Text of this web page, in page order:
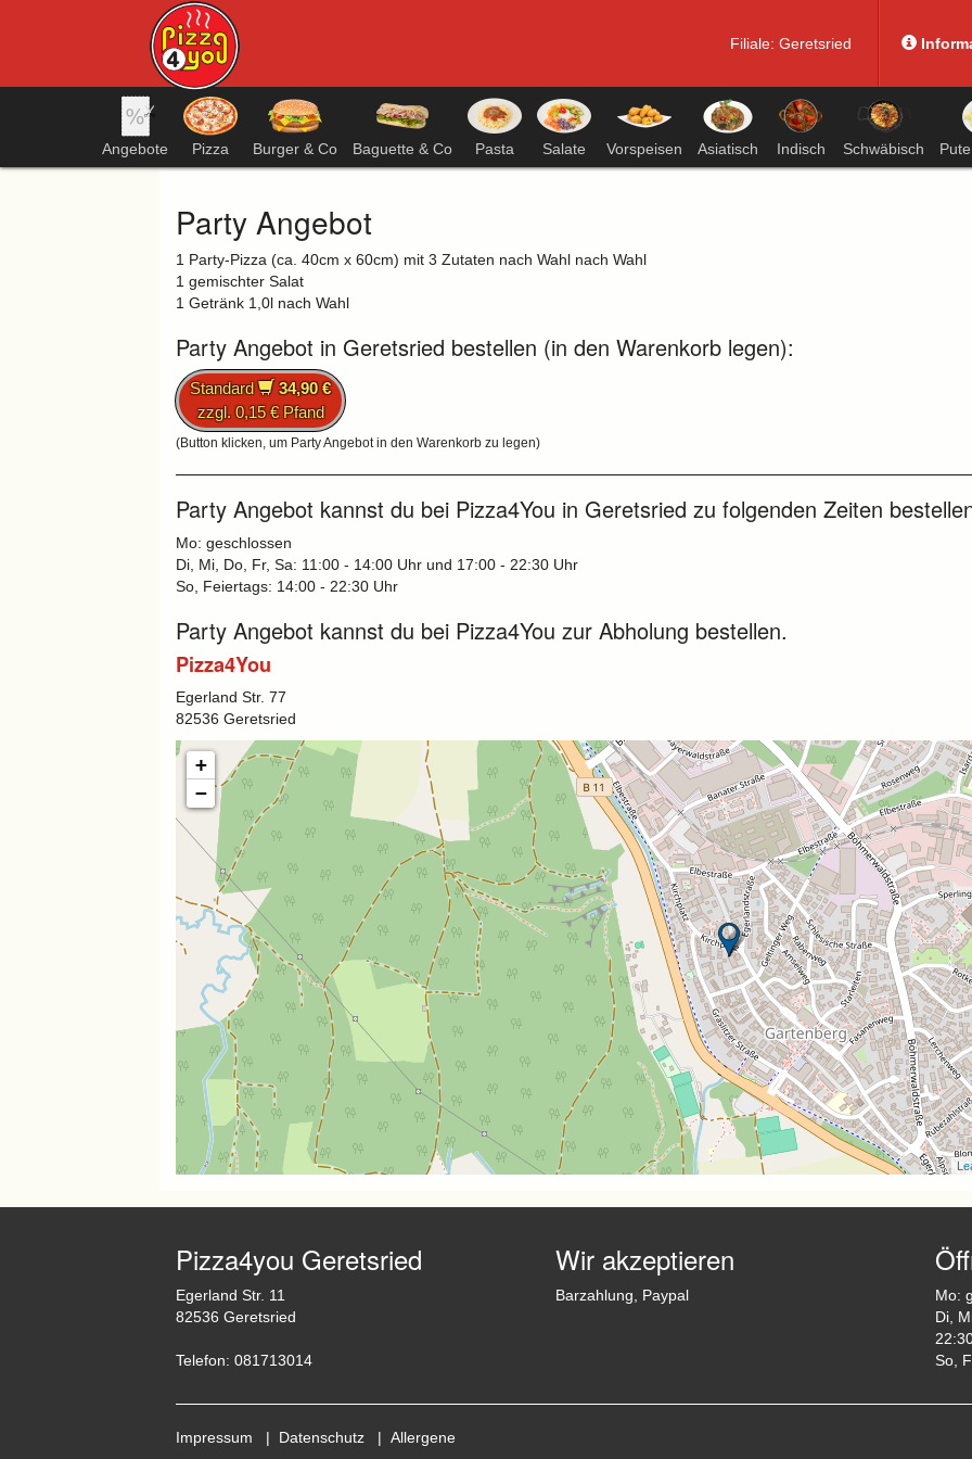
Filiale: Geretsried
Angebote Pizza Burger & Co Baguette & Co Pasta Salate Vorspeisen Asiatisch Indisch Schwäbisch
Party Angebot
1 Party-Pizza (ca. 40cm x 60cm) mit 3 Zutaten nach Wahl nach Wahl
1 gemischter Salat
1 Getränk 1,0l nach Wahl
Party Angebot in Geretsried bestellen (in den Warenkorb legen):
Standard
34,90 €
zzgl. 0,15 € Pfand
(Button klicken, um Party Angebot in den Warenkorb zu legen)
Party Angebot kannst du bei Pizza4You in Geretsried zu folgenden Zeiten
Mo: geschlossen
Di, Mi, Do, Fr, Sa: 11:00 - 14:00 Uhr und 17:00 - 22:30 Uhr
So, Feiertags: 14:00 - 22:30 Uhr
Party Angebot kannst du bei Pizza4You zur Abholung bestellen.
Pizza4You
Egerland Str. 77
82536 Geretsried
+
−
Pizza4you Geretsried
Egerland Str. 11
82536 Geretsried
Telefon: 081713014
Wir akzeptieren
Barzahlung, Paypal
Mo:
Di,
So,
Impressum | Datenschutz | Allergene